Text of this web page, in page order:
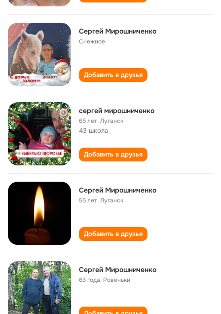
Сергей Мирошниченко
Снежное
Добавить в друзья
сергей мирошниченко
65 лет,Луганск
43 школа
Добавить в друзья
Cергей Мирошниченко
55 лет,Луганск
Добавить в друзья
Cергей Мирошниченко
63 года, Ровеньки